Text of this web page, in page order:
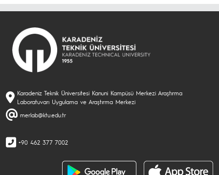
Karadeniz Teknik Üniversitesi Kanuni Kampüsü Merkezi Araştırma
Laboratuvarı Uygulama ve Araştırma Merkezi
merlab@ktu.edu.tr
+90 462 377 7002